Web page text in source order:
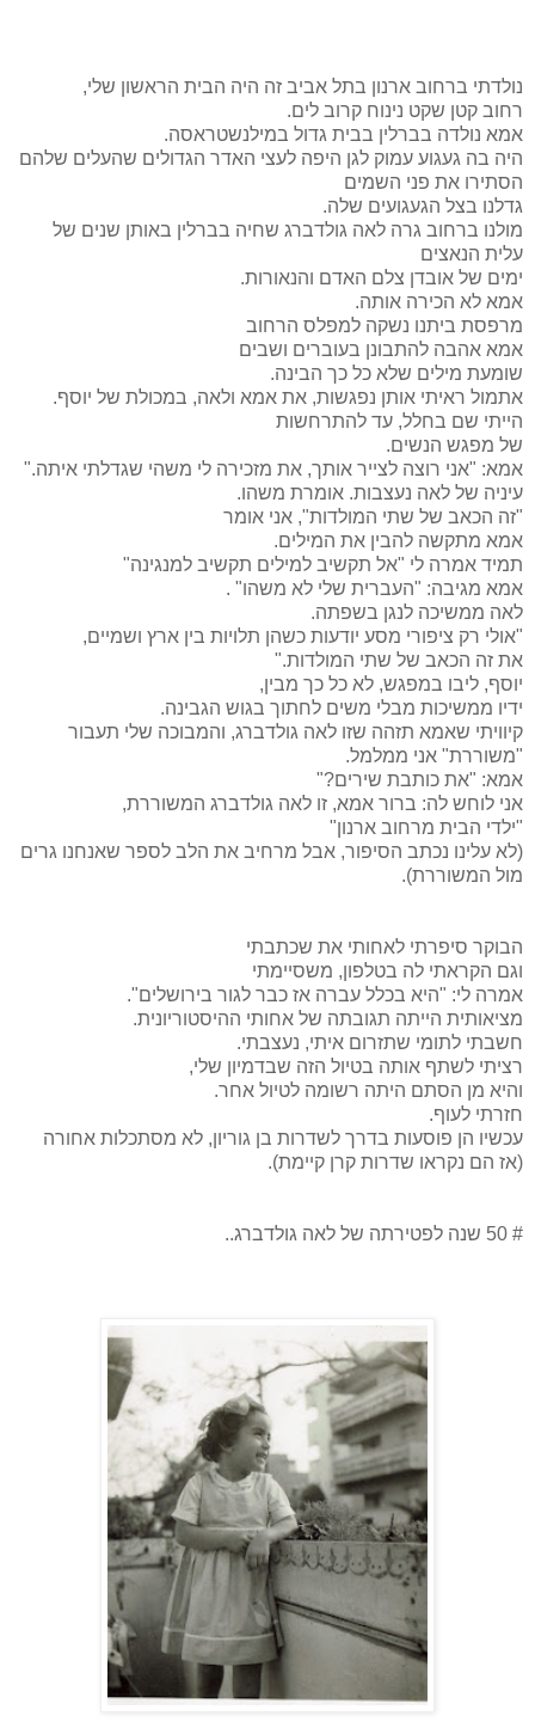
נולדתי ברחוב ארנון בתל אביב זה היה הבית הראשון שלי,
רחוב קטן שקט נינוח קרוב לים.
אמא נולדה בברלין בבית גדול במילנשטראסה.
היה בה געגוע עמוק לגן היפה לעצי האדר הגדולים שהעלים שלהם
הסתירו את פני השמים
גדלנו בצל הגעגועים שלה.
מולנו ברחוב גרה לאה גולדברג שחיה בברלין באותן שנים של
עלית הנאצים
ימים של אובדן צלם האדם והנאורות.
אמא לא הכירה אותה.
מרפסת ביתנו נשקה למפלס הרחוב
אמא אהבה להתבונן בעוברים ושבים
שומעת מילים שלא כל כך הבינה.
אתמול ראיתי אותן נפגשות, את אמא ולאה, במכולת של יוסף.
הייתי שם בחלל, עד להתרחשות
של מפגש הנשים.
אמא: "אני רוצה לצייר אותך, את מזכירה לי משהי שגדלתי איתה."
עיניה של לאה נעצבות. אומרת משהו.
"זה הכאב של שתי המולדות", אני אומר
אמא מתקשה להבין את המילים.
תמיד אמרה לי "אל תקשיב למילים תקשיב למנגינה"
אמא מגיבה: "העברית שלי לא משהו" .
לאה ממשיכה לנגן בשפתה.
"אולי רק ציפורי מסע יודעות כשהן תלויות בין ארץ ושמיים,
את זה הכאב של שתי המולדות."
יוסף, ליבו במפגש, לא כל כך מבין,
ידיו ממשיכות מבלי משים לחתוך בגוש הגבינה.
קיוויתי שאמא תזהה שזו לאה גולדברג, והמבוכה שלי תעבור
"משוררת" אני ממלמל.
אמא: "את כותבת שירים?"
אני לוחש לה: ברור אמא, זו לאה גולדברג המשוררת,
"ילדי הבית מרחוב ארנון"
(לא עלינו נכתב הסיפור, אבל מרחיב את הלב לספר שאנחנו גרים
מול המשוררת).
הבוקר סיפרתי לאחותי את שכתבתי
וגם הקראתי לה בטלפון, משסיימתי
אמרה לי: "היא בכלל עברה אז כבר לגור בירושלים".
מציאותית הייתה תגובתה של אחותי ההיסטוריונית.
חשבתי לתומי שתזרום איתי, נעצבתי.
רציתי לשתף אותה בטיול הזה שבדמיון שלי,
והיא מן הסתם היתה רשומה לטיול אחר.
חזרתי לעוף.
עכשיו הן פוסעות בדרך לשדרות בן גוריון, לא מסתכלות אחורה
(אז הם נקראו שדרות קרן קיימת).
# 50 שנה לפטירתה של לאה גולדברג..